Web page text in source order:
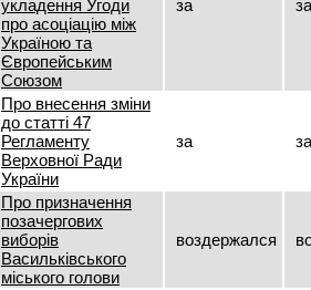
укладення Угоди
про асоціацію між
Україною та
Європейським
Союзом
за за
Про внесення зміни
до статті 47
Регламенту
Верховної Ради
України
за за
Про призначення
позачергових
виборів
Васильківського
міського голови
воздержался